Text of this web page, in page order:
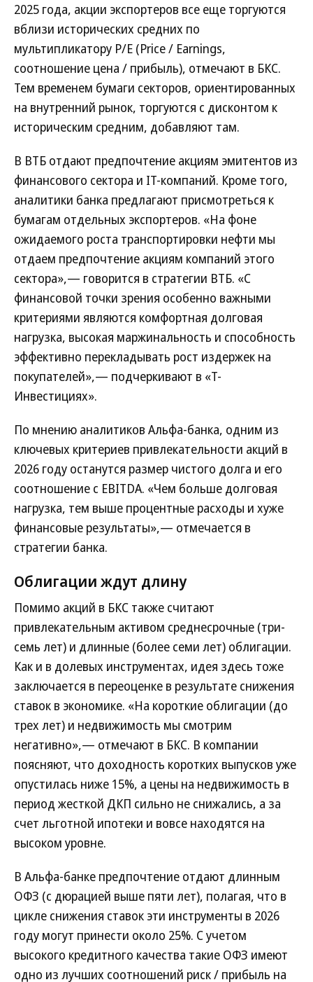
2025 года, акции экспортеров все еще торгуются
вблизи исторических средних по
мультипликатору Р/Е (Price / Earnings,
соотношение цена / прибыль), отмечают в БКС.
Тем временем бумаги секторов, ориентированных
на внутренний рынок, торгуются с дисконтом к
историческим средним, добавляют там.
В ВТБ отдают предпочтение акциям эмитентов из
финансового сектора и IT-компаний. Кроме того,
аналитики банка предлагают присмотреться к
бумагам отдельных экспортеров. «На фоне
ожидаемого роста транспортировки нефти мы
отдаем предпочтение акциям компаний этого
сектора»,— говорится в стратегии ВТБ. «С
финансовой точки зрения особенно важными
критериями являются комфортная долговая
нагрузка, высокая маржинальность и способность
эффективно перекладывать рост издержек на
покупателей»,— подчеркивают в «Т-
Инвестициях».
По мнению аналитиков Альфа-банка, одним из
ключевых критериев привлекательности акций в
2026 году останутся размер чистого долга и его
соотношение с EBITDA. «Чем больше долговая
нагрузка, тем выше процентные расходы и хуже
финансовые результаты»,— отмечается в
стратегии банка.
Облигации ждут длину
Помимо акций в БКС также считают
привлекательным активом среднесрочные (три-
семь лет) и длинные (более семи лет) облигации.
Как и в долевых инструментах, идея здесь тоже
заключается в переоценке в результате снижения
ставок в экономике. «На короткие облигации (до
трех лет) и недвижимость мы смотрим
негативно»,— отмечают в БКС. В компании
поясняют, что доходность коротких выпусков уже
опустилась ниже 15%, а цены на недвижимость в
период жесткой ДКП сильно не снижались, а за
счет льготной ипотеки и вовсе находятся на
высоком уровне.
В Альфа-банке предпочтение отдают длинным
ОФЗ (с дюрацией выше пяти лет), полагая, что в
цикле снижения ставок эти инструменты в 2026
году могут принести около 25%. С учетом
высокого кредитного качества такие ОФЗ имеют
одно из лучших соотношений риск / прибыль на